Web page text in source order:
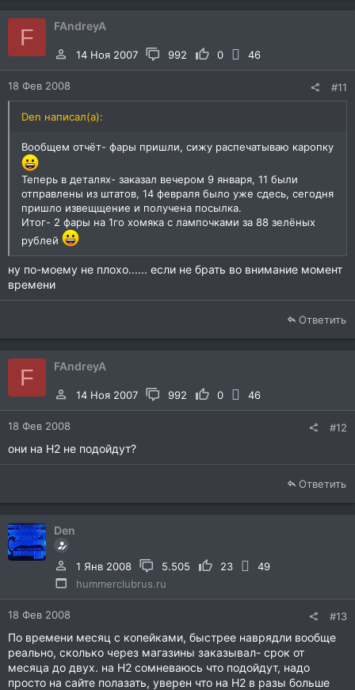
F FAndreyA
14 Ноя 2007 992 0 46
18 Фев 2008 #11
Den написал(а):
Вообщем отчёт- фары пришли, сижу распечатываю каропку
Теперь в деталях- заказал вечером 9 января, 11 были
отправлены из штатов, 14 февраля было уже сдесь, сегодня
пришло извещщение и получена посылка.
Итог- 2 фары на 1го хомяка с лампочками за 88 зелёных
рублей
ну по-моему не плохо...... если не брать во внимание момент
времени
Ответить
F FAndreyA
14 Ноя 2007 992 0 46
18 Фев 2008 #12
они на Н2 не подойдут?
Ответить
Den
1 Янв 2008 5.505 23
49
hummerclubrus.ru
18 Фев 2008 #13
По времени месяц с копейками, быстрее наврядли вообще
реально, сколько через магазины заказывал- срок от
месяца до двух. на Н2 сомневаюсь что подойдут, надо
просто на сайте полазать, уверен что на Н2 в разы больше